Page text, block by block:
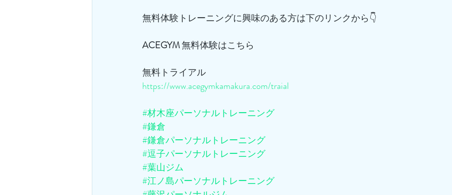
無料体験トレーニングに興味のある方は下のリンクから👇
ACEGYM 無料体験はこちら
無料トライアル
https://www.acegymkamakura.com/traial
#材木座パーソナルトレーニング
#鎌倉
#鎌倉パーソナルトレーニング
#逗子パーソナルトレーニング
#葉山ジム
#江ノ島パーソナルトレーニング